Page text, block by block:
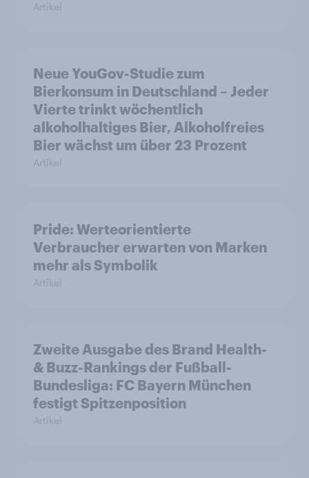
Artikel
Neue YouGov-Studie zum
Bierkonsum in Deutschland – Jeder
Vierte trinkt wöchentlich
alkoholhaltiges Bier, Alkoholfreies
Bier wächst um über 23 Prozent
Artikel
Pride: Werteorientierte
Verbraucher erwarten von Marken
mehr als Symbolik
Artikel
Zweite Ausgabe des Brand Health-
& Buzz-Rankings der Fußball-
Bundesliga: FC Bayern München
festigt Spitzenposition
Artikel